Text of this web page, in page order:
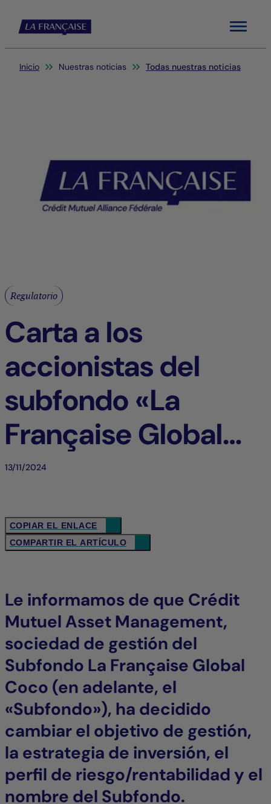
Menu
Usted está aquí:
Inicio Nuestras noticias Todas nuestras noticias
Regulatorio
Carta a los
accionistas del
subfondo «La
Française Global
coco» de la Sicav
13/11/2024
COPIAR EL ENLACE
COMPARTIR EL ARTÍCULO
Le informamos de que Crédit
Mutuel Asset Management,
sociedad de gestión del
Subfondo La Française Global
Coco (en adelante, el
«Subfondo»), ha decidido
cambiar el objetivo de gestión,
la estrategia de inversión, el
perfil de riesgo/rentabilidad y el
nombre del Subfondo.